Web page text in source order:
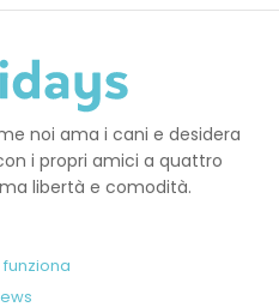
noi ama i cani e desidera
i propri amici a quattro
libertà e comodità.